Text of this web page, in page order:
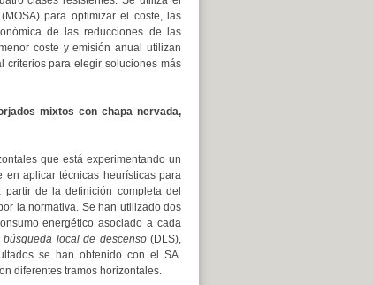
(MOSA) para optimizar el coste, las
de las reducciones de las
coste y emisión anual utilizan
criterios para elegir soluciones más
mixtos con chapa nervada,
que está experimentando un
en aplicar técnicas heurísticas para
de la definición completa del
la normativa. Se han utilizado dos
energético asociado a cada
búsqueda local de descenso(DLS),
se han obtenido con el SA.
diferentes tramos horizontales.